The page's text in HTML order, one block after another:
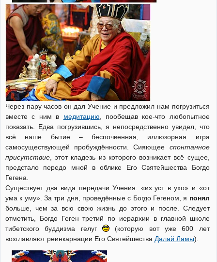
Через пару часов он дал Учение и предложил нам погрузиться
вместе с ним в медитацию , пообещав кое-что любопытное
показать. Едва погрузившись, я непосредственно увидел, что
всё наше бытие – беспочвенная, иллюзорная игра
самосуществующей пробуждённости. Сияющее спонтанное
присутствие , этот кладезь из которого возникает всё сущее,
предстало передо мной в облике Его Святейшества Богдо
Гегена.
Существует два вида передачи Учения: «из уст в ухо» и «от
ума к уму». За три дня, проведённые с Богдо Гегеном, я понял
больше, чем за всю свою жизнь до этого и после. Следует
отметить, Богдо Геген третий по иерархии в главной школе
тибетского буддизма гелуг
(которую вот уже 600 лет
возглавляют реинкарнации Его Святейшества Далай Ламы).